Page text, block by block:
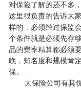
对保险了解的还不多
这里很负责的告诉大
样的，必须经过保监
个条件就是必须先存
品的费率精算都必须
晚，知名度和规模肯
保。
大保险公司有其优